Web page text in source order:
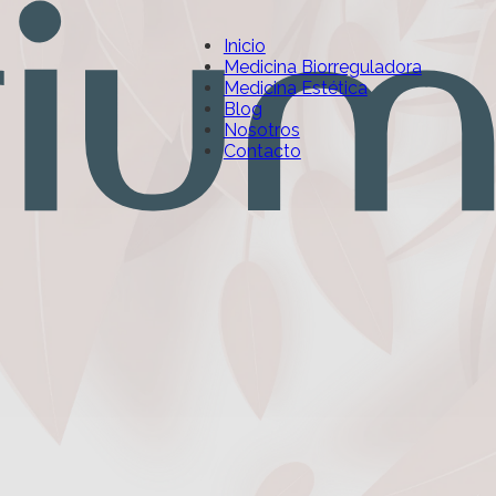
Inicio
Medicina Biorreguladora
Medicina Estética
Blog
Nosotros
Contacto